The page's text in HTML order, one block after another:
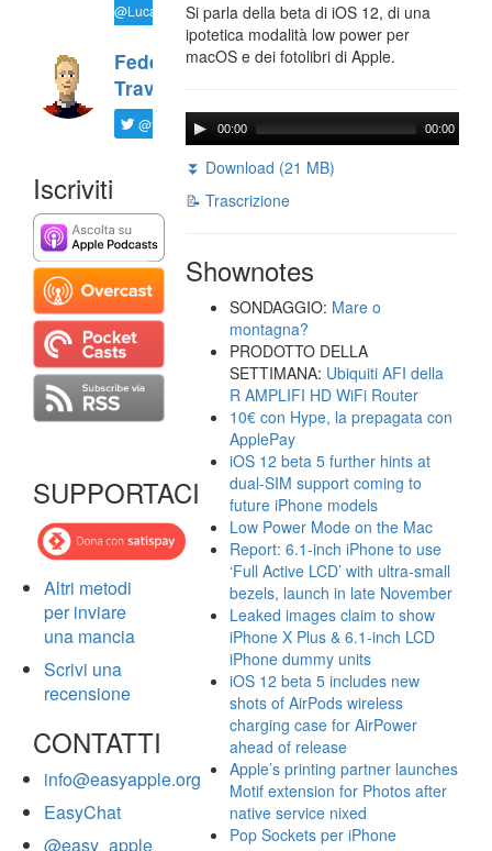
@LucaTNT
Federico
Travaini
@ftrava
Iscriviti
SUPPORTACI
Altri metodi
per inviare
una mancia
Scrivi una
recensione
CONTATTI
info@easyapple.org
EasyChat
@easy_apple
Si parla della beta di iOS 12, di una
ipotetica modalità low power per
macOS e dei fotolibri di Apple.
00:00 00:00
⏬ Download (21 MB)
📝 Trascrizione
Shownotes
SONDAGGIO: Mare o
montagna?
PRODOTTO DELLA
SETTIMANA: Ubiquiti AFI della
R AMPLIFI HD WiFi Router
10€ con Hype, la prepagata con
ApplePay
iOS 12 beta 5 further hints at
dual-SIM support coming to
future iPhone models
Low Power Mode on the Mac
Report: 6.1-inch iPhone to use
‘Full Active LCD’ with ultra-small
bezels, launch in late November
Leaked images claim to show
iPhone X Plus & 6.1-inch LCD
iPhone dummy units
iOS 12 beta 5 includes new
shots of AirPods wireless
charging case for AirPower
ahead of release
Apple’s printing partner launches
Motif extension for Photos after
native service nixed
Pop Sockets per iPhone